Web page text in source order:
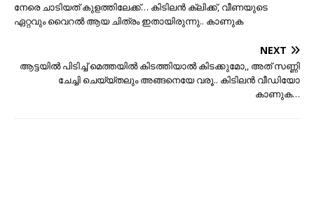
നേരെ ചാടിയത് കുളത്തിലേക്ക്… കിടിലന്‍ ക്ലിക്ക്, വീണയുടെ
ഏറ്റവും വൈറല്‍ ആയ ചിത്രം ഇതായിരുന്നു.. കാണുക
NEXT
ആട്ടയില്‍ പിടിച്ച് മെത്തയില്‍ കിടത്തിയാല്‍ കിടക്കുമോ,, അത് സണ്ണി
ചേച്ചി ചെയ്യ്തലും അങ്ങനെയേ വരൂ.. കിടിലന്‍ വീഡിയോ
കാണുക…